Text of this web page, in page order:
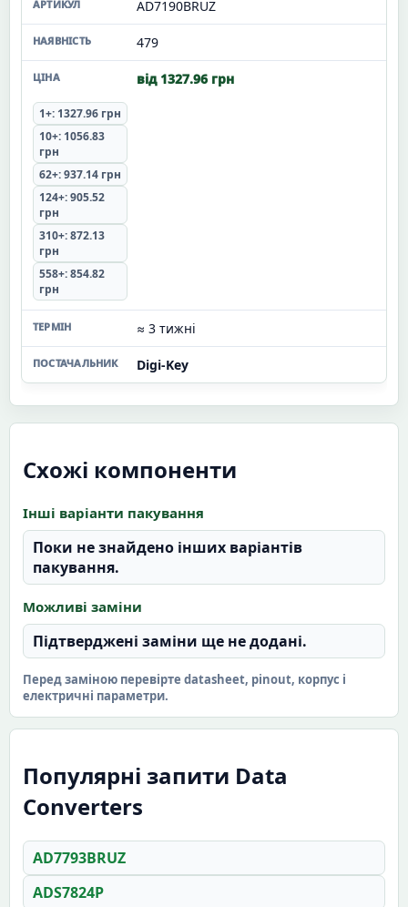
AD7190BRUZ
479
від 1327.96 грн
1+: 1327.96 грн
10+: 1056.83
грн
62+: 937.14 грн
124+: 905.52
грн
310+: 872.13
грн
558+: 854.82
грн
≈ 3 тижні
Digi-Key
Схожі компоненти
Інші варіанти пакування
Поки не знайдено інших варіантів
пакування.
Можливі заміни
Підтверджені заміни ще не додані.
Перед заміною перевірте datasheet, pinout, корпус і
електричні параметри.
Популярні запити Data
Converters
AD7793BRUZ
ADS7824P